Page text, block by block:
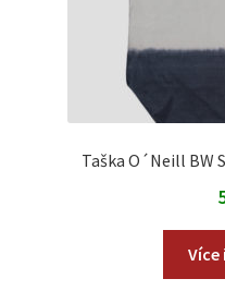
Taška O´Neill BW